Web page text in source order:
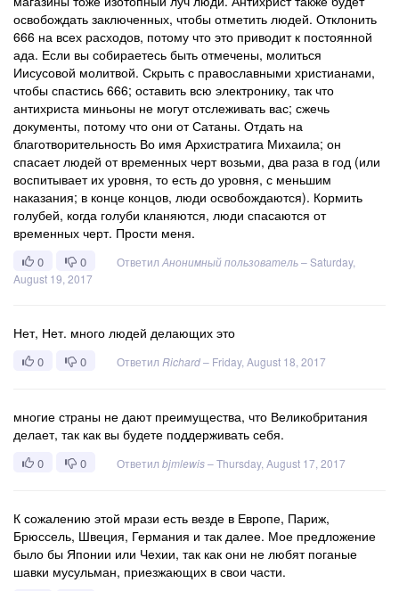
освобождать заключенных, чтобы отметить людей. Отклонить
666 на всех расходов, потому что это приводит к постоянной
ада. Если вы собираетесь быть отмечены, молиться
Иисусовой молитвой. Скрыть с православными христианами,
чтобы спастись 666; оставить всю электронику, так что
антихриста миньоны не могут отслеживать вас; сжечь
документы, потому что они от Сатаны. Отдать на
благотворительность Во имя Архистратига Михаила; он
спасает людей от временных черт возьми, два раза в год (или
воспитывает их уровня, то есть до уровня, с меньшим
наказания; в конце концов, люди освобождаются). Кормить
голубей, когда голуби кланяются, люди спасаются от
временных черт. Прости меня.
0 0 Ответил Анонимный пользователь–Saturday,
August 19, 2017
Нет, Нет. много людей делающих это
0 0 Ответил Richard– Friday, August 18, 2017
многие страны не дают преимущества, что Великобритания
делает, так как вы будете поддерживать себя.
0 0 Ответил bjmlewis–Thursday, August 17, 2017
К сожалению этой мрази есть везде в Европе, Париж,
Брюссель, Швеция, Германия и так далее. Мое предложение
было бы Японии или Чехии, так как они не любят поганые
шавки мусульман, приезжающих в свои части.